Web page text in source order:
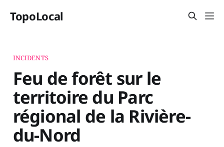
TopoLocal
INCIDENTS
Feu de forêt sur le
territoire du Parc
régional de la Rivière-
du-Nord